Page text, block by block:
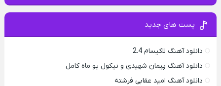
پست های جدید
دانلود آهنگ لاکیسام 2.4
دانلود آهنگ پیمان شهیدی و نیکول یو ماه کامل
دانلود آهنگ امید عقابی فرشته